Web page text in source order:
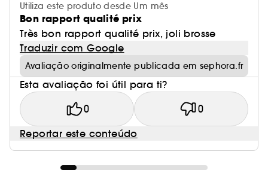
Utiliza este produto desde Um mês
Bon rapport qualité prix
Très bon rapport qualité prix, joli brosse
Traduzir com Google
Avaliação originalmente publicada em sephora.fr
Esta avaliação foi útil para ti?
0 0
Reportar este conteúdo